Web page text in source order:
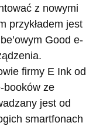
z nowymi
przykładem jest
Good e-
firmy E Ink od
booków ze
jest od
smartfonach